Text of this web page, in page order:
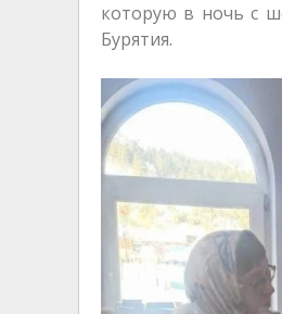
которую в ночь с
Бурятия.